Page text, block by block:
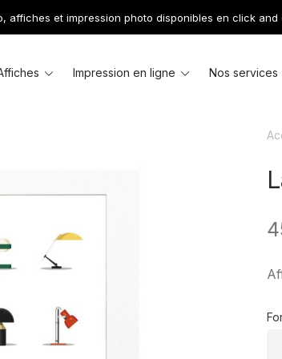
affiches et impression photo disponibles en click
ToggleImpression en ligne
ToggleNos services